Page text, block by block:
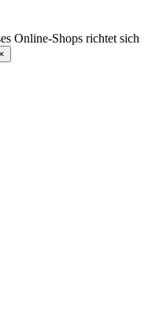
Online-Shops richtet sich
×